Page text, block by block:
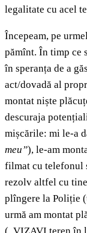
legalitate cu acel
Începeam, pe
pămînt. În timp ce
în speranța de a
act/dovadă al
montat niște
descuraja
mișcările: mi le-a
meu”), le-am
filmat cu telefonul
rezolv altfel cu
plîngere la Poliție
urmă am montat